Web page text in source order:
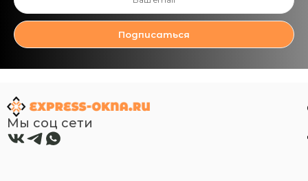
Подписаться
Мы соц сети